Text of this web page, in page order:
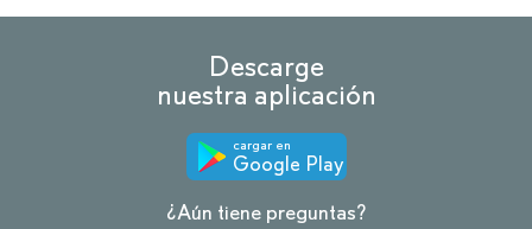
Descarge
nuestra aplicación
cargar en
Google Play
¿Aún tiene preguntas?